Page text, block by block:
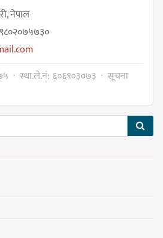
रोकियो
अधिकार विहीन भएकोले सरकार
गर्न दलहरूलाई अस्थिरताको
सिलिचोङ स्वास्थ्य
नेपाल
· स्था.ले.नं: ६०६९०३०७३ · सूचना